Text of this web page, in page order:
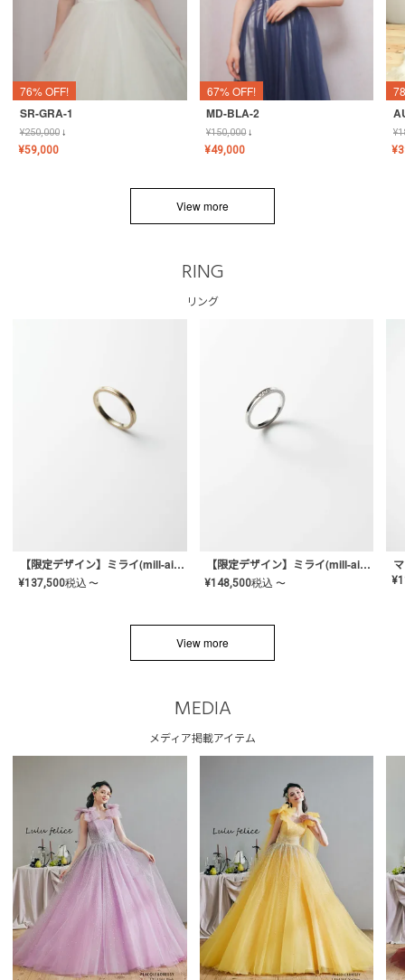
76% OFF!
SR-GRA-1
¥250,000↓
¥59,000
67% OFF!
MD-BLA-2
¥150,000↓
¥49,000
¥
¥
View more
RING
リング
【限定デザイン】ミライ(mill-ai)リング
¥137,500税込 〜
【限定デザイン】ミライ(mill-ai)リング
¥148,500税込 〜 ¥
View more
MEDIA
メディア掲載アイテム